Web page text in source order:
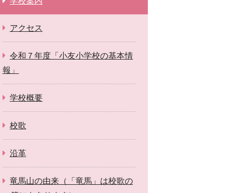
アクセス
令和７年度「小友小学校の基本情
報」
学校概要
校歌
沿革
竜馬山の由来（「竜馬」は校歌の